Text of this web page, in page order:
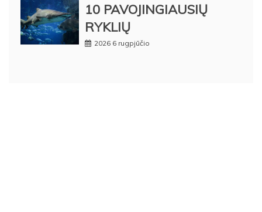
10 PAVOJINGIAUSIŲ
RYKLIŲ
2026 6 rugpjūčio